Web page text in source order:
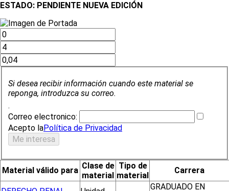
ESTADO: PENDIENTE NUEVA EDICIÓN
Si desea recibir información cuando este material se
reponga, introduzca su correo.
.
Correo electronico:
Acepto laPolítica de Privacidad
Material válido para Clase de
material
Tipo de
material
Carrera
GRADUADO EN